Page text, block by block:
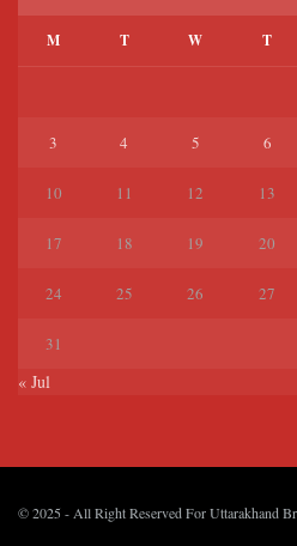
M T W T
3 4 5 6
10 11 12 13
17 18 19 20
24 25 26 27
31
« Jul
© 2025 - All Right Reserved For Uttarakhand